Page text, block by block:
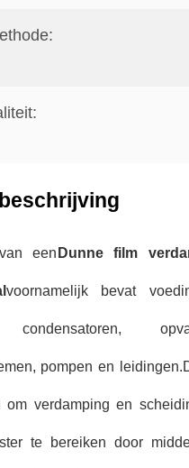
een Dunne film
voornamelijk bevat
condensatoren,
pompen en
om verdamping en
te bereiken door